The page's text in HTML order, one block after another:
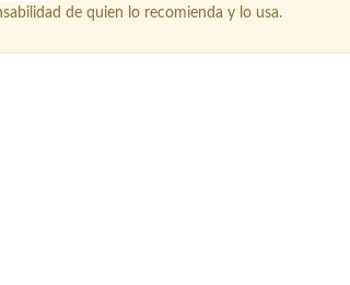
de quien lo recomienda y lo usa.